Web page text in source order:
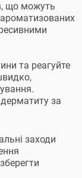
що можуть
та реагуйте
за
заходи